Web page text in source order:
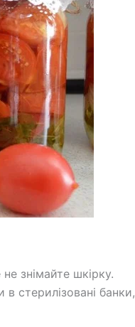
знімайте шкірку.
стерилізовані банки,